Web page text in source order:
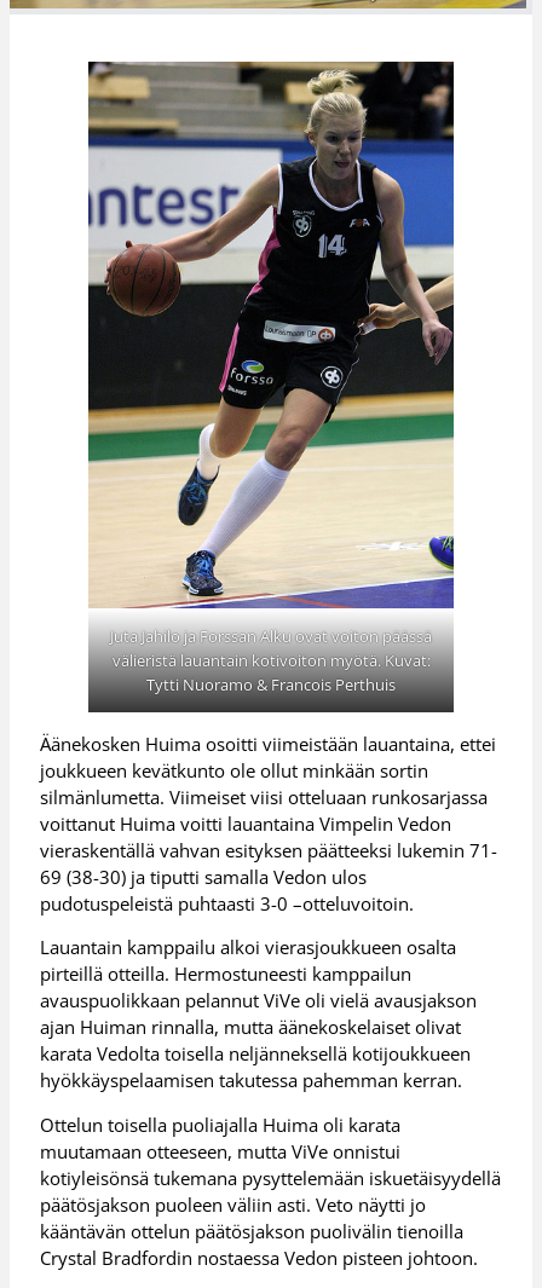
Juta Jahilo ja Forssan Alku ovat voiton päässä
välieristä lauantain kotivoiton myötä. Kuvat:
Tytti Nuoramo & Francois Perthuis
Äänekosken Huima osoitti viimeistään lauantaina, ettei
joukkueen kevätkunto ole ollut minkään sortin
silmänlumetta. Viimeiset viisi otteluaan runkosarjassa
voittanut Huima voitti lauantaina Vimpelin Vedon
vieraskentällä vahvan esityksen päätteeksi lukemin 71-
69 (38-30) ja tiputti samalla Vedon ulos
pudotuspeleistä puhtaasti 3-0 –otteluvoitoin.
Lauantain kamppailu alkoi vierasjoukkueen osalta
pirteillä otteilla. Hermostuneesti kamppailun
avauspuolikkaan pelannut ViVe oli vielä avausjakson
ajan Huiman rinnalla, mutta äänekoskelaiset olivat
karata Vedolta toisella neljänneksellä kotijoukkueen
hyökkäyspelaamisen takutessa pahemman kerran.
Ottelun toisella puoliajalla Huima oli karata
muutamaan otteeseen, mutta ViVe onnistui
kotiyleisönsä tukemana pysyttelemään iskuetäisyydellä
päätösjakson puoleen väliin asti. Veto näytti jo
kääntävän ottelun päätösjakson puolivälin tienoilla
Crystal Bradfordin nostaessa Vedon pisteen johtoon.